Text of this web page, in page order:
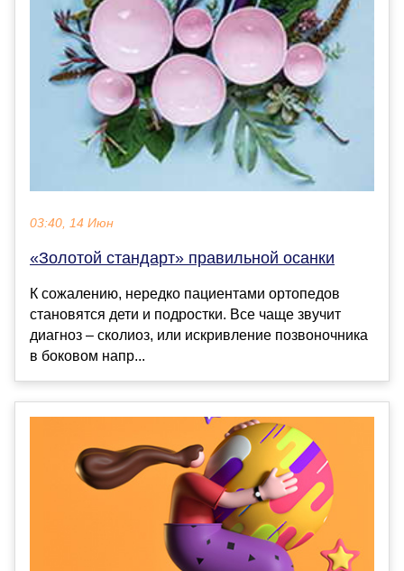
03:40, 14 Июн
«Золотой стандарт» правильной осанки
К сожалению, нередко пациентами ортопедов
становятся дети и подростки. Все чаще звучит
диагноз – сколиоз, или искривление позвоночника
в боковом напр...